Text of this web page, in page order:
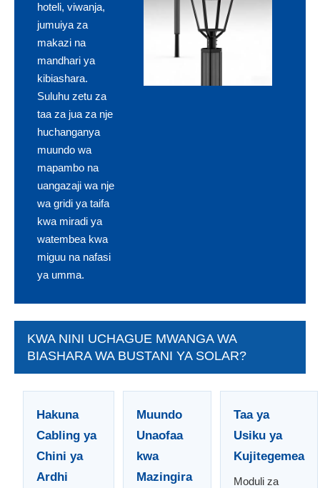
hoteli, viwanja,
jumuiya za
makazi na
mandhari ya
kibiashara.
Suluhu zetu za
taa za jua za nje
huchanganya
muundo wa
mapambo na
uangazaji wa nje
wa gridi ya taifa
kwa miradi ya
watembea kwa
miguu na nafasi
ya umma.
KWA NINI UCHAGUE MWANGA WA
BIASHARA WA BUSTANI YA SOLAR?
Hakuna
Cabling ya
Chini ya
Ardhi
Muundo
Unaofaa
kwa
Mazingira
Taa ya
Usiku ya
Kujitegemea
Moduli za